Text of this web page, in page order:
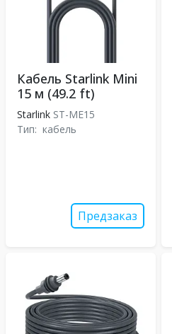
Кабель Starlink Mini
15 м (49.2 ft)
Starlink ST-ME15
Тип: кабель
Предзаказ